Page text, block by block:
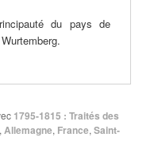
du pays de
1795-1815 : Traités des
, Allemagne, France,Saint-